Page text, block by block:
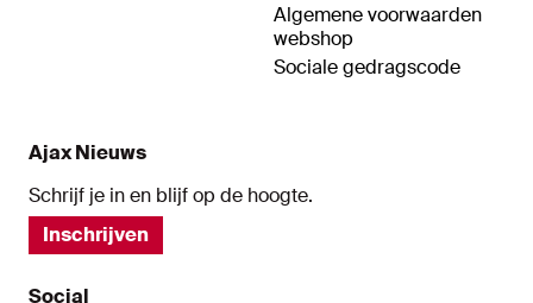
Algemene voorwaarden
webshop
Sociale gedragscode
Ajax Nieuws
Schrijf je in en blijf op de hoogte.
Inschrijven
Social